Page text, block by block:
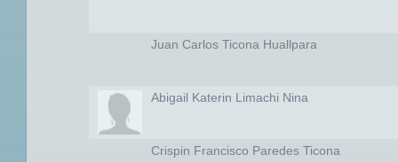
Juan Carlos Ticona Huallpara
Abigail Katerin Limachi Nina
Crispin Francisco Paredes Ticona